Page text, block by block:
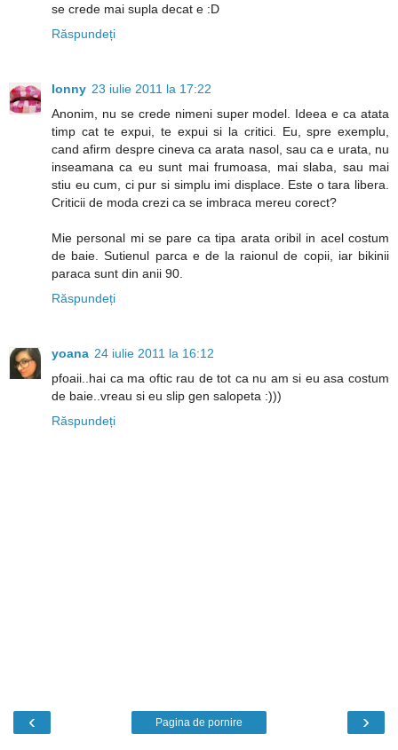
se crede mai supla decat e :D
Răspundeți
Ionny 23 iulie 2011 la 17:22
Anonim, nu se crede nimeni super model. Ideea e ca atata
timp cat te expui, te expui si la critici. Eu, spre exemplu,
cand afirm despre cineva ca arata nasol, sau ca e urata, nu
inseamana ca eu sunt mai frumoasa, mai slaba, sau mai
stiu eu cum, ci pur si simplu imi displace. Este o tara libera.
Criticii de moda crezi ca se imbraca mereu corect?
Mie personal mi se pare ca tipa arata oribil in acel costum
de baie. Sutienul parca e de la raionul de copii, iar bikinii
paraca sunt din anii 90.
Răspundeți
yoana 24 iulie 2011 la 16:12
pfoaii..hai ca ma oftic rau de tot ca nu am si eu asa costum
de baie..vreau si eu slip gen salopeta :)))
Răspundeți
‹ ›
Pagina de pornire